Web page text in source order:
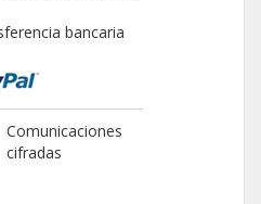
bancaria
Comunicaciones
cifradas